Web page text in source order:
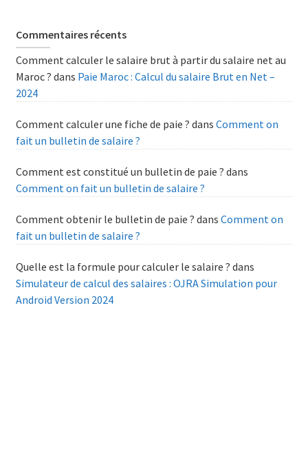
Commentaires récents
Comment calculer le salaire brut à partir du salaire net au
Maroc ? dans Paie Maroc : Calcul du salaire Brut en Net –
2024
Comment calculer une fiche de paie ? dans Comment on
fait un bulletin de salaire ?
Comment est constitué un bulletin de paie ? dans
Comment on fait un bulletin de salaire ?
Comment obtenir le bulletin de paie ? dans Comment on
fait un bulletin de salaire ?
Quelle est la formule pour calculer le salaire ? dans
Simulateur de calcul des salaires : OJRA Simulation pour
Android Version 2024